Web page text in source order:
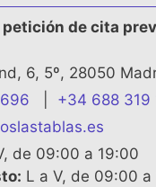
petición de cita
6, 5º, 28050
+34 688 319
de 09:00 a 19:00
L a V, de 09:00 a